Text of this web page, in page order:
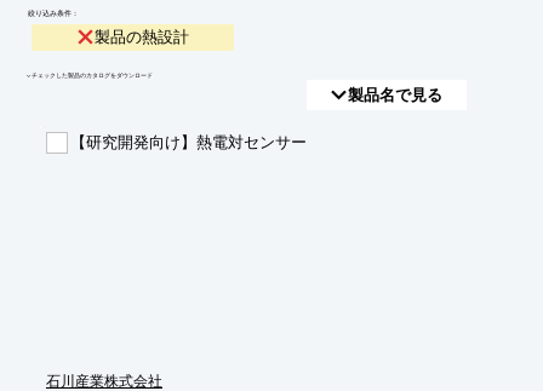
絞り込み条件：
製品の熱設計
​▼チェックした製品のカタログをダウンロード
製品名で見る
【研究開発向け】熱電対センサー
石川産業株式会社